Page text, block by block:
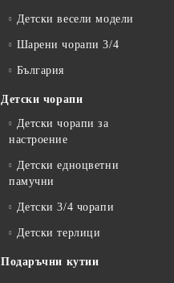
Детски весели модели
Шарени чорапи 3/4
България
Детски чорапи
Детски чорапи за
настроение
Детски едноцветни
памучни
Детски 3/4 чорапи
Детски терлици
Подаръчни кутии